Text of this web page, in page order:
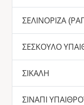
ΣΕΛΙΝΟΡΙΖΑ
ΣΕΣΚΟΥΛΟ
ΣΙΚΑΛΗ
ΣΙΝΑΠΙ